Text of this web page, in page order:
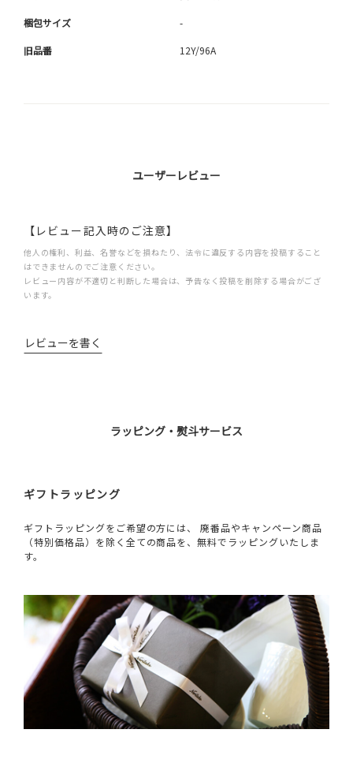
梱包サイズ -
旧品番 12Y/96A
ユーザーレビュー
【レビュー記入時のご注意】
他人の権利、利益、名誉などを損ねたり、法令に違反する内容を投稿すること
はできませんのでご注意ください。
レビュー内容が不適切と判断した場合は、予告なく投稿を削除する場合がござ
います。
レビューを書く
ラッピング・熨斗サービス
ギフトラッピング
ギフトラッピングをご希望の方には、 廃番品やキャンペーン商品
（特別価格品）を除く全ての商品を、無料でラッピングいたしま
す。